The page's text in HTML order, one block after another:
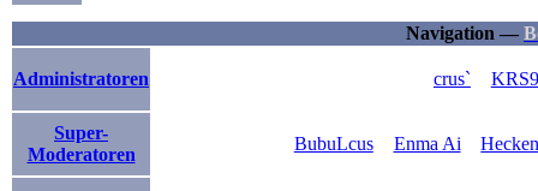
Navigation —
Administratoren crus`
Super-
Moderatoren
BubuLcus Enma Ai